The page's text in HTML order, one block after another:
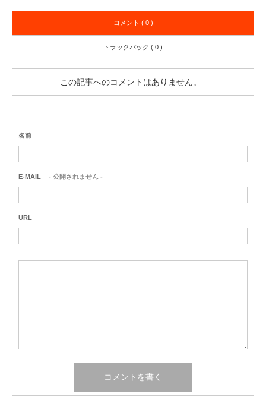
コメント ( 0 )
トラックバック ( 0 )
この記事へのコメントはありません。
名前
E-MAIL - 公開されません -
URL